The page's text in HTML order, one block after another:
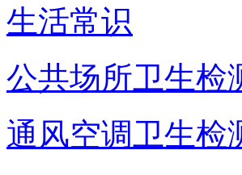
生活常识
公共场所卫生检
通风空调卫生检